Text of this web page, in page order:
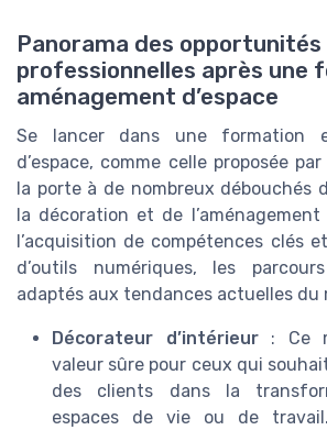
Panorama des opportunités
professionnelles après une
aménagement d’espace
Se lancer dans une formation
d’espace, comme celle proposée
la porte à de nombreux débouchés
la décoration et de
l’acquisition de compétences clés
d’outils numériques, les
adaptés aux tendances actuelles du
Décorateur d’intérieur: Ce
valeur sûre pour ceux qui
des clients dans la
espaces de vie ou de